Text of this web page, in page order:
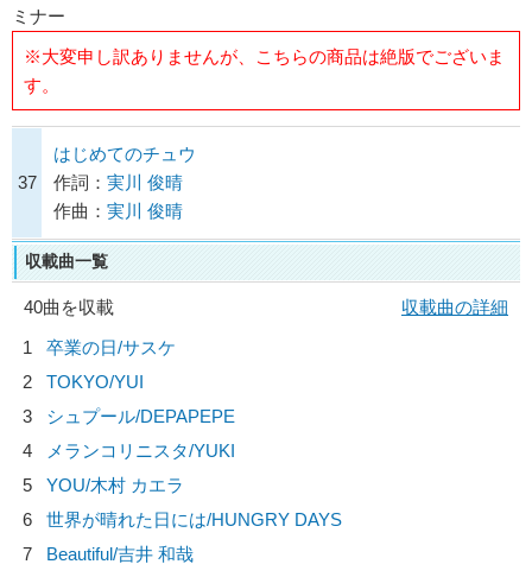
ミナー
※大変申し訳ありませんが、こちらの商品は絶版でございま
す。
37
はじめてのチュウ
作詞： 実川 俊晴
作曲： 実川 俊晴
収載曲一覧
40曲を収載
収載曲の詳細
1
卒業の日/サスケ
2
TOKYO/YUI
3
シュプール/DEPAPEPE
4
メランコリニスタ/YUKI
5
YOU/木村 カエラ
6
世界が晴れた日には/HUNGRY DAYS
7
Beautiful/吉井 和哉